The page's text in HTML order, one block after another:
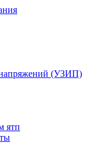
(УЗИП)
ятп